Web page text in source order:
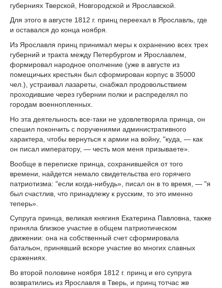
губерниях Тверской, Новгородской и Ярославской.
Для этого в августе 1812 г. принц переехал в Ярославль, где
и оставался до конца ноября.
Из Ярославля принц принимал меры к охранению всех трех
губерний и тракта между Петербургом и Ярославлем,
формировал народное ополчение (уже в августе из
помещичьих крестьян был сформирован корпус в 35000
чел.), устраивал лазареты, снабжал продовольствием
проходившие через губернии полки и распределял по
городам военнопленных.
Но эта деятельность все-таки не удовлетворяла принца, он
спешил покончить с поручениями административного
характера, чтобы вернуться к армии на войну, "куда, — как
он писал императору, — честь моя меня призываете».
Вообще в переписке принца, сохранившейся от того
времени, найдется немало свидетельства его горячего
патриотизма: "если когда-нибудь», писал он в то время, — "я
был счастлив, что принадлежу к русским, то это именно
теперь».
Супруга принца, великая княгиня Екатерина Павловна, также
приняла близкое участие в общем патриотическом
движении: она на собственный счет сформировала
батальон, принявший вскоре участие во многих славных
сражениях.
Во второй половине ноября 1812 г. принц и его супруга
возвратились из Ярославля в Тверь, и принц тотчас же